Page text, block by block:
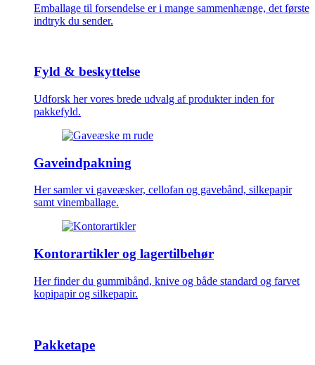
Emballage til forsendelse er i mange sammenhænge, det første
indtryk du sender.
Fyld & beskyttelse
Udforsk her vores brede udvalg af produkter inden for
pakkefyld.
Gaveindpakning
Her samler vi gaveæsker, cellofan og gavebånd, silkepapir
samt vinemballage.
Kontorartikler og lagertilbehør
Her finder du gummibånd, knive og både standard og farvet
kopipapir og silkepapir.
Pakketape